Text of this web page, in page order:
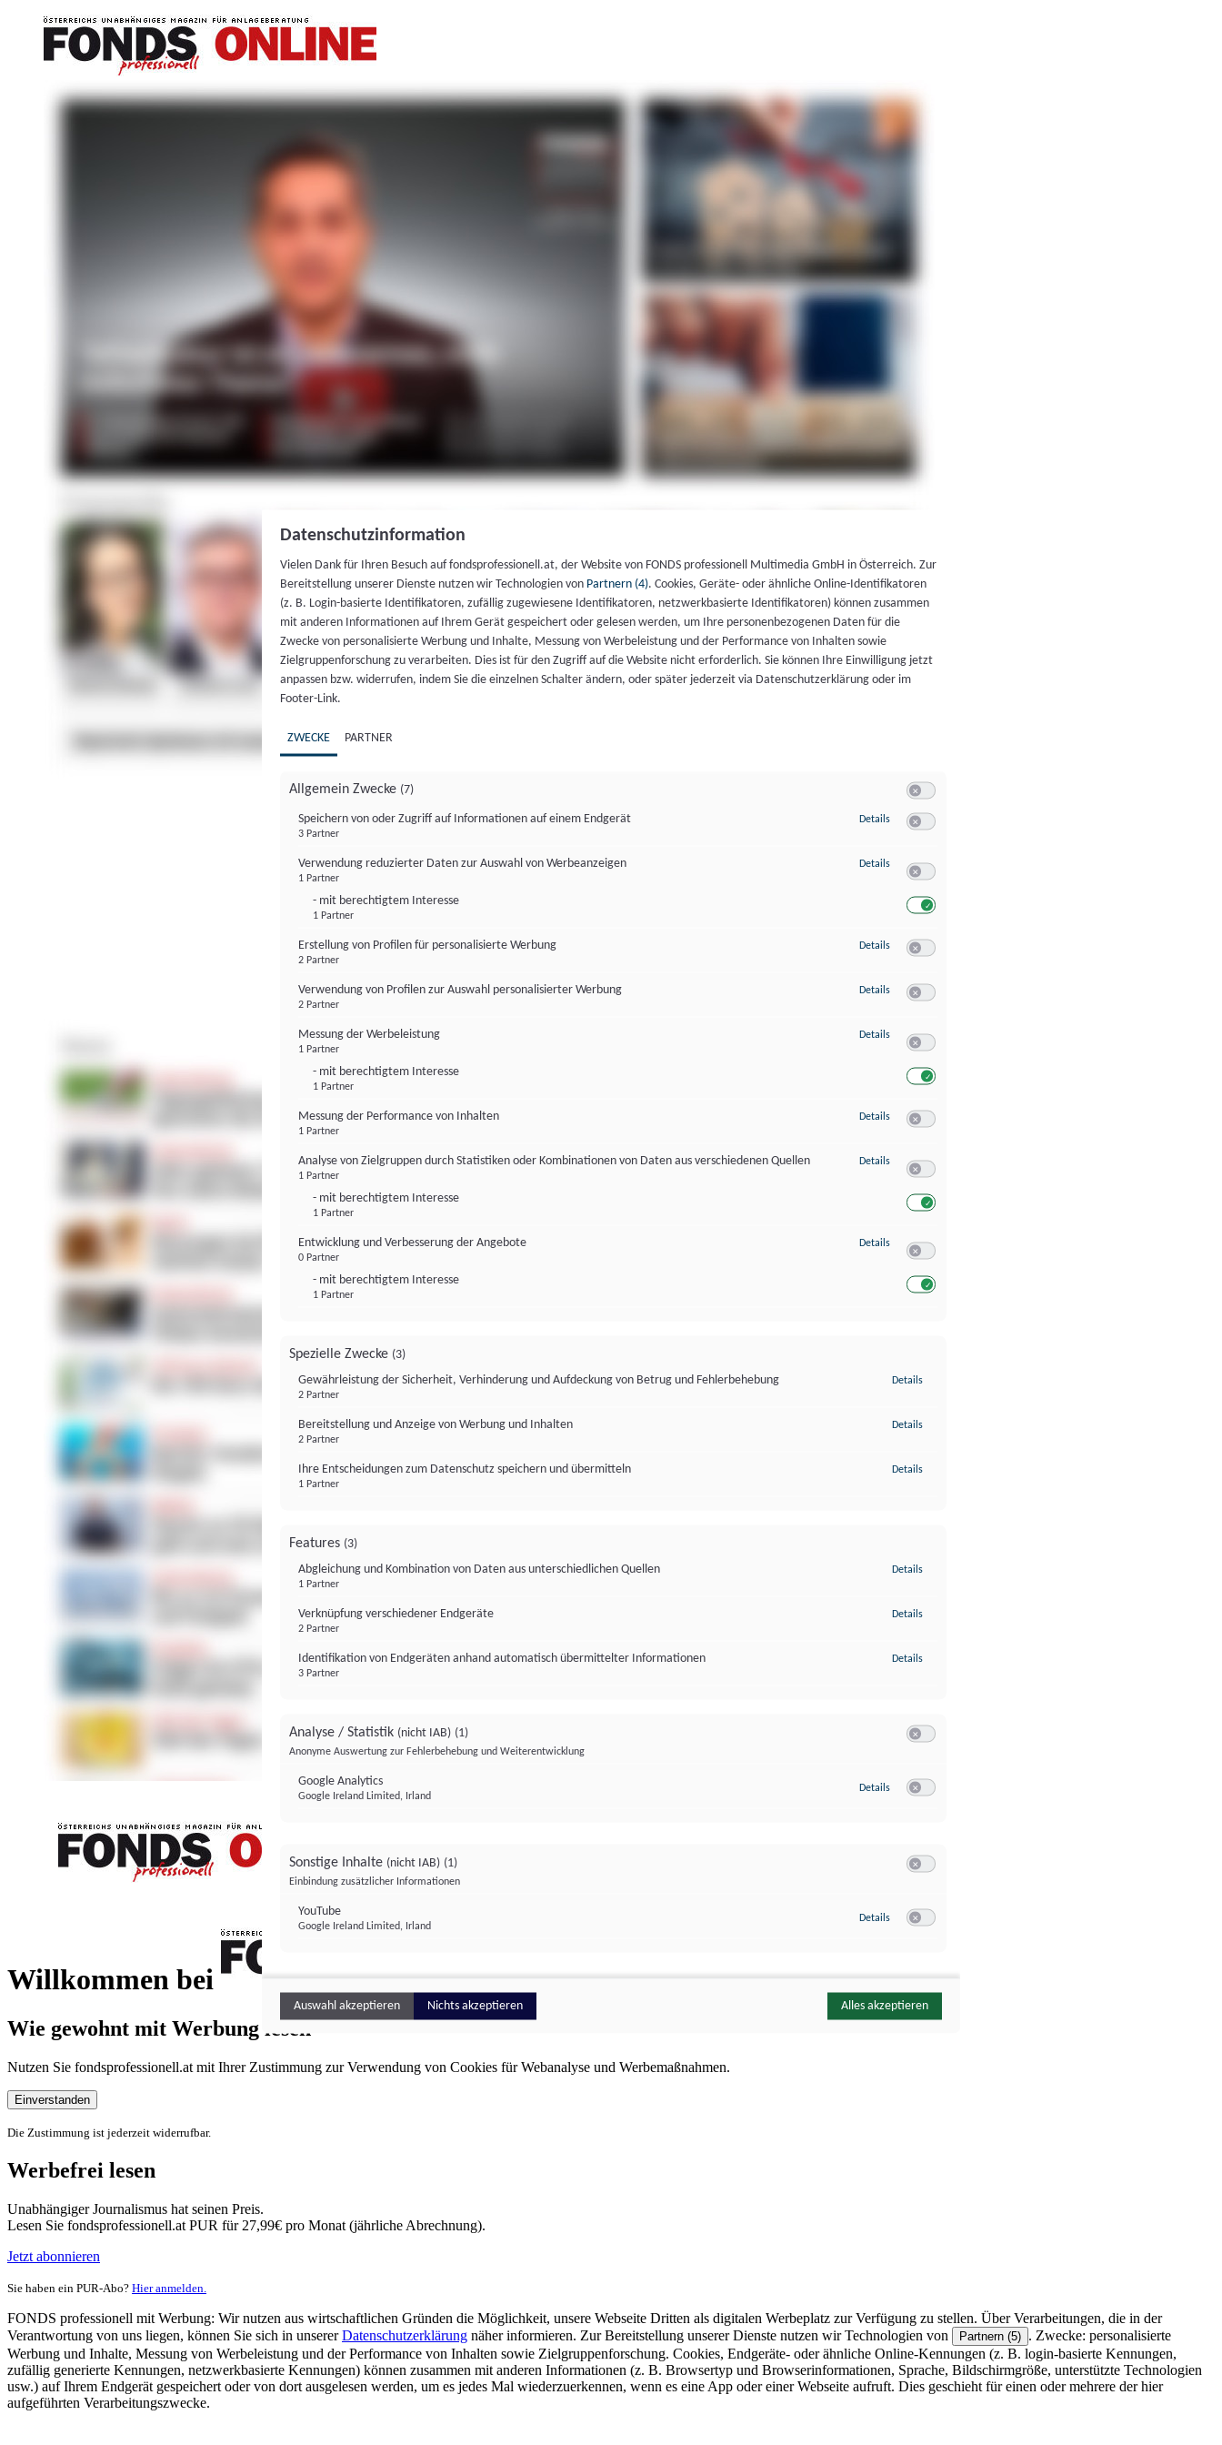
Willkommen bei
FONDS professionell
Wie gewohnt mit Werbung lesen
Nutzen Sie fondsprofessionell.at mit Ihrer Zustimmung zur Verwendung von Cookies für Webanalyse und Werbemaßnahmen.
Einverstanden
Die Zustimmung ist jederzeit widerrufbar.
Werbefrei lesen
Unabhängiger Journalismus hat seinen Preis.
Lesen Sie fondsprofessionell.at PUR für 27,99€ pro Monat (jährliche Abrechnung).
Jetzt abonnieren
Sie haben ein PUR-Abo? Hier anmelden.
FONDS professionell mit Werbung: Wir nutzen aus wirtschaftlichen Gründen die Möglichkeit, unsere Webseite Dritten als digitalen Werbeplatz zur Verfügung zu stellen. Über Verarbeitungen, die in der
Verantwortung von uns liegen, können Sie sich in unsererDatenschutzerklärung näher informieren. Zur Bereitstellung unserer Dienste nutzen wir Technologien von Partnern (5) . Zwecke: personalisierte
Werbung und Inhalte, Messung von Werbeleistung und der Performance von Inhalten sowie Zielgruppenforschung. Cookies, Endgeräte- oder ähnliche Online-Kennungen (z. B. login-basierte Kennungen,
zufällig generierte Kennungen, netzwerkbasierte Kennungen) können zusammen mit anderen Informationen (z. B. Browsertyp und Browserinformationen, Sprache, Bildschirmgröße, unterstützte Technologien
usw.) auf Ihrem Endgerät gespeichert oder von dort ausgelesen werden, um es jedes Mal wiederzuerkennen, wenn es eine App oder einer Webseite aufruft. Dies geschieht für einen oder mehrere der hier
aufgeführten Verarbeitungszwecke.
Datenschutzinformation
Vielen Dank für Ihren Besuch auf fondsprofessionell.at, der Website von FONDS professionell Multimedia GmbH in Österreich. Zur
Bereitstellung unserer Dienste nutzen wir Technologien von Partnern (4). Cookies, Geräte- oder ähnliche Online-Identifikatoren
(z. B. Login-basierte Identifikatoren, zufällig zugewiesene Identifikatoren, netzwerkbasierte Identifikatoren) können zusammen
mit anderen Informationen auf Ihrem Gerät gespeichert oder gelesen werden, um Ihre personenbezogenen Daten für die
Zwecke von personalisierte Werbung und Inhalte, Messung von Werbeleistung und der Performance von Inhalten sowie
Zielgruppenforschung zu verarbeiten. Dies ist für den Zugriff auf die Website nicht erforderlich. Sie können Ihre Einwilligung jetzt
anpassen bzw. widerrufen, indem Sie die einzelnen Schalter ändern, oder später jederzeit via Datenschutzerklärung oder im
Footer-Link.
ZWECKE PARTNER
Allgemein Zwecke (7)
Speichern von oder Zugriff auf Informationen auf einem Endgerät
3 Partner
Details zu Speichern von oder Zugriff auf Informationen auf einem Endgerät
Verwendung reduzierter Daten zur Auswahl von Werbeanzeigen
1 Partner
- mit berechtigtem Interesse
1 Partner
Details zu Verwendung reduzierter Daten zur Auswahl von Werbeanzeigen
Erstellung von Profilen für personalisierte Werbung
2 Partner
Details zu Erstellung von Profilen für personalisierte Werbung
Verwendung von Profilen zur Auswahl personalisierter Werbung
2 Partner
Details zu Verwendung von Profilen zur Auswahl personalisierter Werbung
Messung der Werbeleistung
1 Partner
- mit berechtigtem Interesse
1 Partner
Details zu Messung der Werbeleistung
Messung der Performance von Inhalten
1 Partner
Details zu Messung der Performance von Inhalten
Analyse von Zielgruppen durch Statistiken oder Kombinationen von Daten aus verschiedenen Quellen
1 Partner
- mit berechtigtem Interesse
1 Partner
Details zu Analyse von Zielgruppen durch Statistiken oder Kombinationen von
Entwicklung und Verbesserung der Angebote
0 Partner
- mit berechtigtem Interesse
1 Partner
Details zu Entwicklung und Verbesserung der Angebote
Spezielle Zwecke (3)
Gewährleistung der Sicherheit, Verhinderung und Aufdeckung von Betrug und Fehlerbehebung
2 Partner
Details
Bereitstellung und Anzeige von Werbung und Inhalten
2 Partner
Details
Ihre Entscheidungen zum Datenschutz speichern und übermitteln
1 Partner
Details
Features (3)
Abgleichung und Kombination von Daten aus unterschiedlichen Quellen
1 Partner
Details
Verknüpfung verschiedener Endgeräte
2 Partner
Details
Identifikation von Endgeräten anhand automatisch übermittelter Informationen
3 Partner
Details
Analyse / Statistik (nicht IAB) (1)
Anonyme Auswertung zur Fehlerbehebung und Weiterentwicklung
Google Analytics
Google Ireland Limited, Irland
Details zu Google Analytics
Sonstige Inhalte (nicht IAB) (1)
Einbindung zusätzlicher Informationen
YouTube
Google Ireland Limited, Irland
Details zu YouTube
Auswahl akzeptieren Nichts akzeptieren Alles akzeptieren